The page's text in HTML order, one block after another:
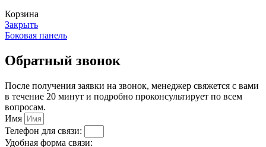
Корзина
Закрыть
Боковая панель
Обратный звонок
После получения заявки на звонок, менеджер свяжется с вами
в течение 20 минут и подробно проконсультирует по всем
вопросам.
Имя
Телефон для связи:
Удобная форма связи: